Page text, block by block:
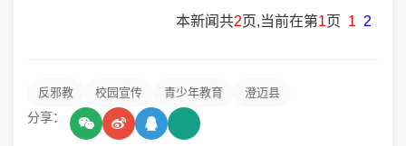
本新闻共2页,当前在第1页 1 2
反邪教 校园宣传 青少年教育 澄迈县
分享：